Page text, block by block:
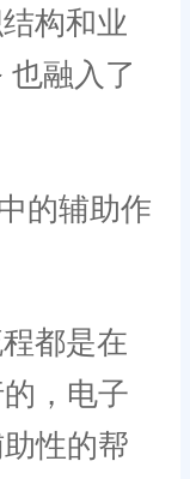
构和业
也融入了
的辅助作
都是在
，电子
性的帮